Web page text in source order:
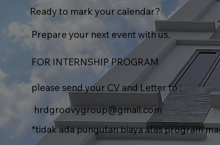
Artefact AI Connect
Indonesia Angkat Strategi
AI, Cloud Computing, dan
Transformasi Digital
Genki
Ichimatsu :
Terbaru
Jepang
Ready to mark your calendar?
Prepare your next event with us.
FOR INTERNSHIP PROGRAM
please send your CV and Letter to :
hrdgroovygroup@gmail.com
*tidak ada pungutan biaya atas program